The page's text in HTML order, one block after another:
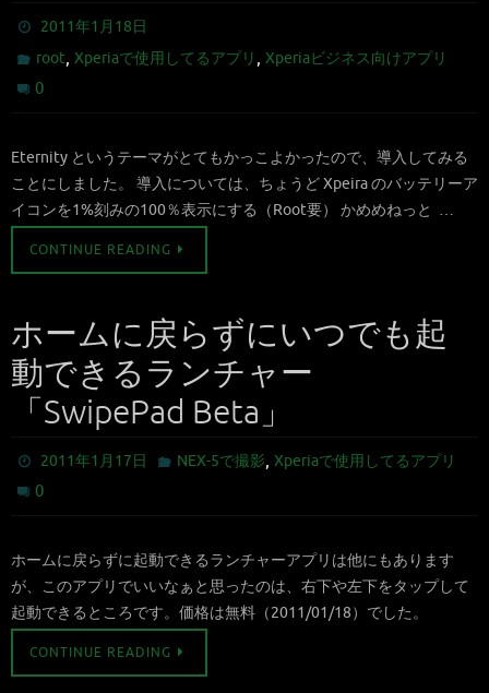
2011年1月18日
root,Xperiaで使用してるアプリ ,Xperiaビジネス向けアプリ
0
Eternity というテーマがとてもかっこよかったので、導入してみる
ことにしました。 導入については、ちょうど Xpeira のバッテリーア
イコンを1%刻みの100％表示にする（Root要） かめめねっと …
CONTINUE READING
ホームに戻らずにいつでも起
動できるランチャー
「SwipePad Beta」
2011年1月17日 NEX-5で撮影, Xperiaで使用してるアプリ
0
ホームに戻らずに起動できるランチャーアプリは他にもあります
が、このアプリでいいなぁと思ったのは、右下や左下をタップして
起動できるところです。価格は無料（2011/01/18）でした。
CONTINUE READING